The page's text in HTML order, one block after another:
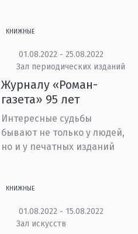
КНИЖНЫЕ
01.08.2022 - 25.08.2022
Зал периодических изданий
Журналу «Роман-
газета» 95 лет
Интересные судьбы
бывают не только у людей,
но и у печатных изданий
КНИЖНЫЕ
01.08.2022 - 15.08.2022
Зал искусств